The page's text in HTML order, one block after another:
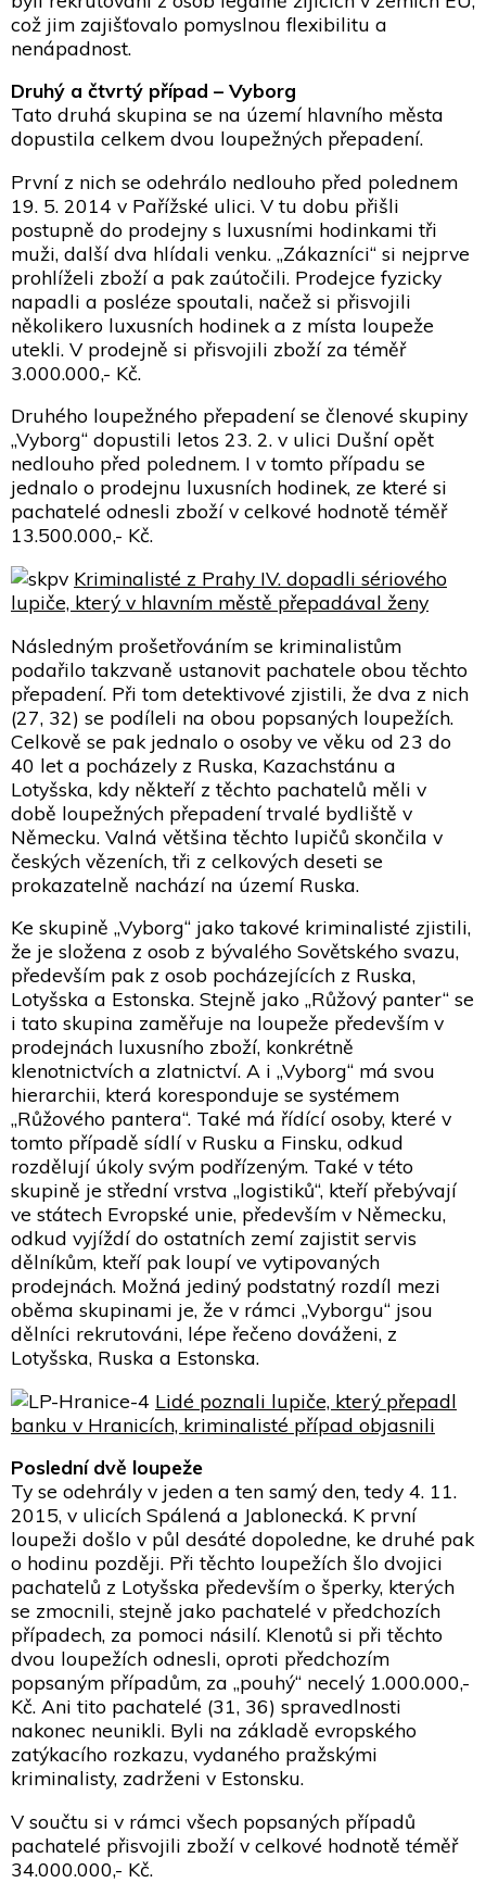
což jim zajišťovalo pomyslnou flexibilitu a
nenápadnost.
Druhý a čtvrtý případ – Vyborg
Tato druhá skupina se na území hlavního města
dopustila celkem dvou loupežných přepadení.
První z nich se odehrálo nedlouho před polednem
19. 5. 2014 v Pařížské ulici. V tu dobu přišli
postupně do prodejny s luxusními hodinkami tři
muži, další dva hlídali venku. „Zákazníci“ si nejprve
prohlíželi zboží a pak zaútočili. Prodejce fyzicky
napadli a posléze spoutali, načež si přisvojili
několikero luxusních hodinek a z místa loupeže
utekli. V prodejně si přisvojili zboží za téměř
3.000.000,- Kč.
Druhého loupežného přepadení se členové skupiny
„Vyborg“ dopustili letos 23. 2. v ulici Dušní opět
nedlouho před polednem. I v tomto případu se
jednalo o prodejnu luxusních hodinek, ze které si
pachatelé odnesli zboží v celkové hodnotě téměř
13.500.000,- Kč.
Kriminalisté z Prahy IV. dopadli sériového
lupiče, který v hlavním městě přepadával ženy
Následným prošetřováním se kriminalistům
podařilo takzvaně ustanovit pachatele obou těchto
přepadení. Při tom detektivové zjistili, že dva z nich
(27, 32) se podíleli na obou popsaných loupežích.
Celkově se pak jednalo o osoby ve věku od 23 do
40 let a pocházely z Ruska, Kazachstánu a
Lotyšska, kdy někteří z těchto pachatelů měli v
době loupežných přepadení trvalé bydliště v
Německu. Valná většina těchto lupičů skončila v
českých vězeních, tři z celkových deseti se
prokazatelně nachází na území Ruska.
Ke skupině „Vyborg“ jako takové kriminalisté zjistili,
že je složena z osob z bývalého Sovětského svazu,
především pak z osob pocházejících z Ruska,
Lotyšska a Estonska. Stejně jako „Růžový panter“ se
i tato skupina zaměřuje na loupeže především v
prodejnách luxusního zboží, konkrétně
klenotnictvích a zlatnictví. A i „Vyborg“ má svou
hierarchii, která koresponduje se systémem
„Růžového pantera“. Také má řídící osoby, které v
tomto případě sídlí v Rusku a Finsku, odkud
rozdělují úkoly svým podřízeným. Také v této
skupině je střední vrstva „logistiků“, kteří přebývají
ve státech Evropské unie, především v Německu,
odkud vyjíždí do ostatních zemí zajistit servis
dělníkům, kteří pak loupí ve vytipovaných
prodejnách. Možná jediný podstatný rozdíl mezi
oběma skupinami je, že v rámci „Vyborgu“ jsou
dělníci rekrutováni, lépe řečeno dováženi, z
Lotyšska, Ruska a Estonska.
Lidé poznali lupiče, který přepadl
banku v Hranicích, kriminalisté případ objasnili
Poslední dvě loupeže
Ty se odehrály v jeden a ten samý den, tedy 4. 11.
2015, v ulicích Spálená a Jablonecká. K první
loupeži došlo v půl desáté dopoledne, ke druhé pak
o hodinu později. Při těchto loupežích šlo dvojici
pachatelů z Lotyšska především o šperky, kterých
se zmocnili, stejně jako pachatelé v předchozích
případech, za pomoci násilí. Klenotů si při těchto
dvou loupežích odnesli, oproti předchozím
popsaným případům, za „pouhý“ necelý 1.000.000,-
Kč. Ani tito pachatelé (31, 36) spravedlnosti
nakonec neunikli. Byli na základě evropského
zatýkacího rozkazu, vydaného pražskými
kriminalisty, zadrženi v Estonsku.
V součtu si v rámci všech popsaných případů
pachatelé přisvojili zboží v celkové hodnotě téměř
34.000.000,- Kč.